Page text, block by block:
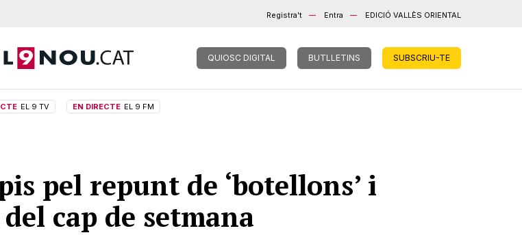
Registra't Entra EDICIÓ VALLÈS ORIENTAL
QUIOSC DIGITAL BUTLLETINS SUBSCRIU-TE
EL 9 TV EN DIRECTE EL 9 FM
pel repunt de ‘botellons’ i
cap de setmana